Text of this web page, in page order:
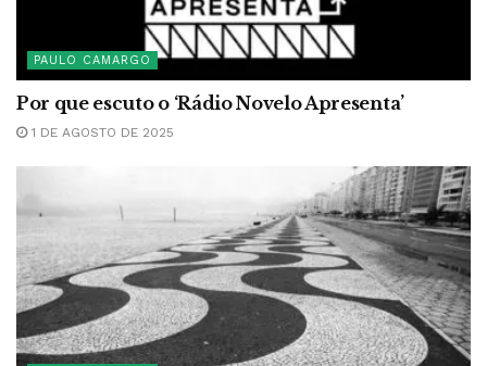
PAULO CAMARGO
Por que escuto o ‘Rádio Novelo Apresenta’
1 DE AGOSTO DE 2025